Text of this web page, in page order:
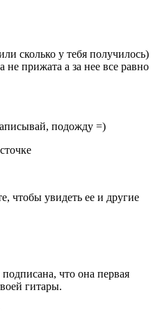
сколько у тебя получилось)
не прижата а за нее все равно
подожду =)
чтобы увидеть ее и другие
что она первая
гитары.